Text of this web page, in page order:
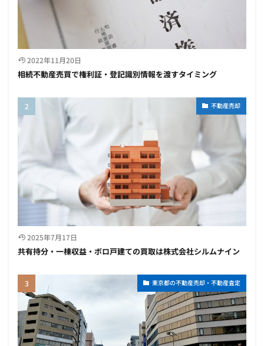
2022年11月20日
相続不動産売買で権利証・登記識別情報を渡すタイミング
不動産売却
2025年7月17日
共有持分・一棟収益・ボロ戸建ての買取は株式会社シルムナイン
東京都の不動産売却・不動産査定